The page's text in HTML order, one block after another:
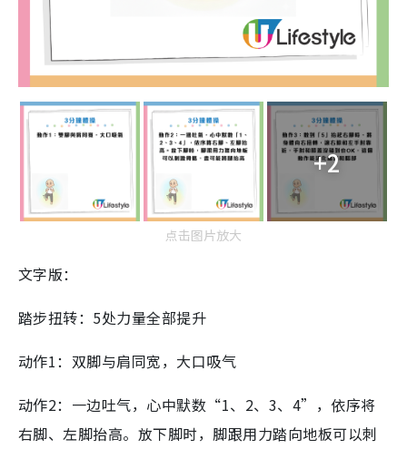
+2
点击图片放大
文字版：
踏步扭转：5处力量全部提升
动作1：双脚与肩同宽，大口吸气
动作2：一边吐气，心中默数“1、2、3、4”，依序将
右脚、左脚抬高。放下脚时，脚跟用力踏向地板可以刺